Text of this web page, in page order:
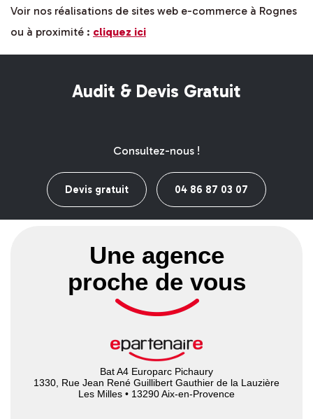
Voir nos réalisations de sites web e-commerce à Rognes
ou à proximité : cliquez ici
Audit & Devis Gratuit
Consultez-nous !
Devis gratuit 04 86 87 03 07
Une agence
proche de vous
Bat A4 Europarc Pichaury
1330, Rue Jean René Guillibert Gauthier de la Lauzière
Les Milles • 13290 Aix-en-Provence